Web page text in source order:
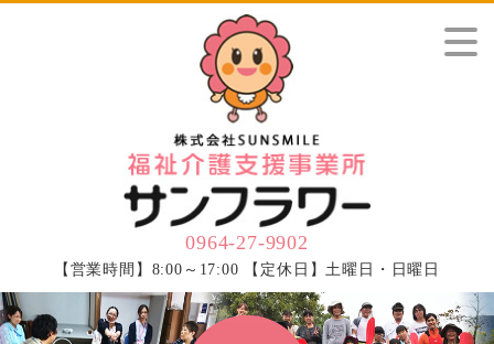
0964-27-9902
【営業時間】8:00～17:00 【定休日】土曜日・日曜日